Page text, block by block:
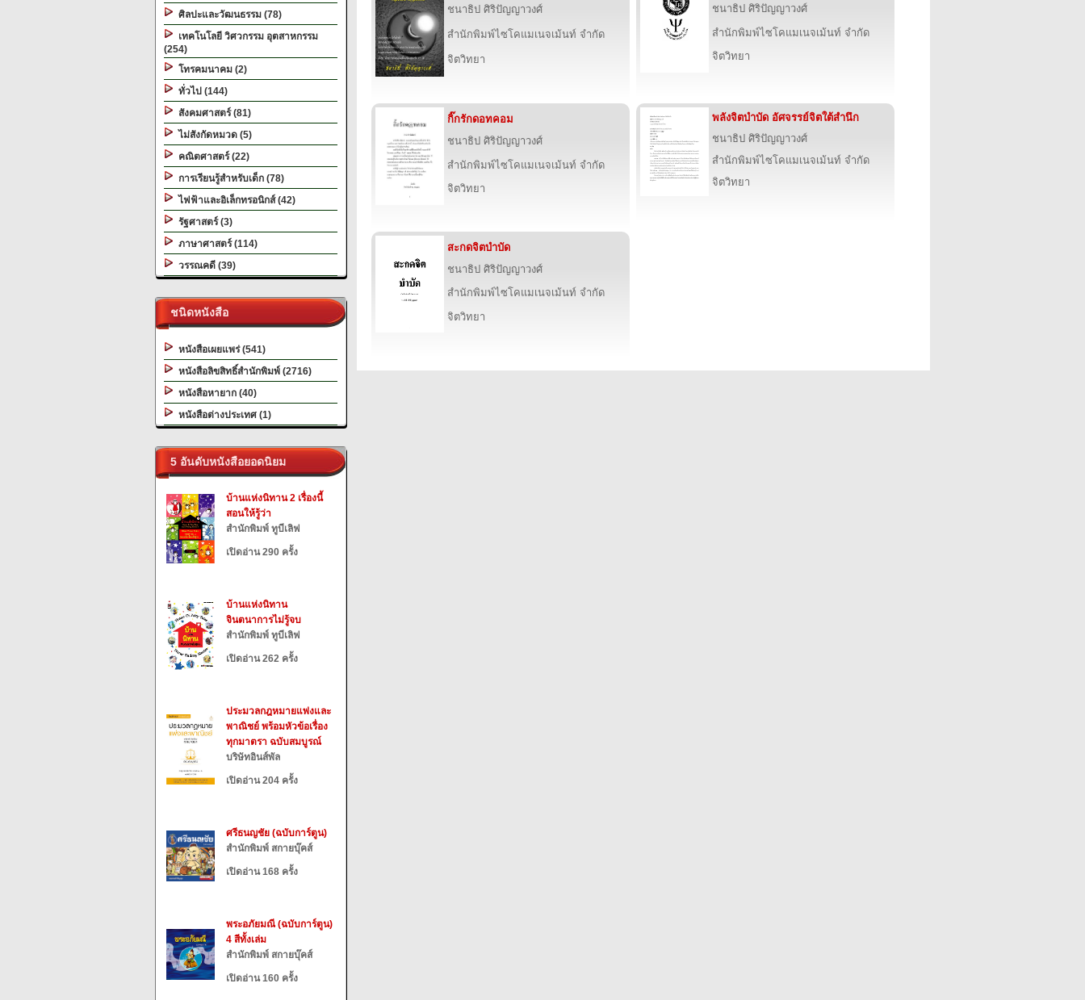
ศิลปะและวัฒนธรรม (78)
เทคโนโลยี วิศวกรรม อุตสาหกรรม
(254)
โทรคมนาคม (2)
ทั่วไป (144)
สังคมศาสตร์ (81)
ไม่สังกัดหมวด (5)
คณิตศาสตร์ (22)
การเรียนรู้สำหรับเด็ก (78)
ไฟฟ้าและอิเล็กทรอนิกส์ (42)
รัฐศาสตร์ (3)
ภาษาศาสตร์ (114)
วรรณคดี (39)
ชนิดหนังสือ
หนังสือเผยแพร่ (541)
หนังสือลิขสิทธิ์สำนักพิมพ์ (2716)
หนังสือหายาก (40)
หนังสือต่างประเทศ (1)
5 อันดับหนังสือยอดนิยม
บ้านแห่งนิทาน 2 เรื่องนี้
สอนให้รู้ว่า
สำนักพิมพ์ ทูบีเลิฟ
เปิดอ่าน 290 ครั้ง
บ้านแห่งนิทาน
จินตนาการไม่รู้จบ
สำนักพิมพ์ ทูบีเลิฟ
เปิดอ่าน 262 ครั้ง
ประมวลกฎหมายแพ่งและ
พาณิชย์ พร้อมหัวข้อเรื่อง
ทุกมาตรา ฉบับสมบูรณ์
บริษัทอินส์พัล
เปิดอ่าน 204 ครั้ง
ศรีธนญชัย (ฉบับการ์ตูน)
สำนักพิมพ์ สกายบุ๊คส์
เปิดอ่าน 168 ครั้ง
พระอภัยมณี (ฉบับการ์ตูน)
4 สีทั้งเล่ม
สำนักพิมพ์ สกายบุ๊คส์
เปิดอ่าน 160 ครั้ง
ชนาธิป ศิริปัญญาวงศ์
สำนักพิมพ์ไซโคแมเนจเม้นท์ จำกัด
จิตวิทยา
ชนาธิป ศิริปัญญาวงศ์
สำนักพิมพ์ไซโคแมเนจเม้นท์ จำกัด
จิตวิทยา
กิ๊กรักดอทคอม
ชนาธิป ศิริปัญญาวงศ์
สำนักพิมพ์ไซโคแมเนจเม้นท์ จำกัด
จิตวิทยา
พลังจิตบำบัด อัศจรรย์จิตใต้สำนึก
ชนาธิป ศิริปัญญาวงศ์
สำนักพิมพ์ไซโคแมเนจเม้นท์ จำกัด
จิตวิทยา
สะกดจิตบำบัด
ชนาธิป ศิริปัญญาวงศ์
สำนักพิมพ์ไซโคแมเนจเม้นท์ จำกัด
จิตวิทยา